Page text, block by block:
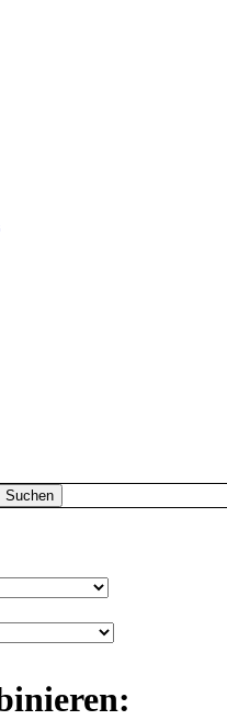
Suchen